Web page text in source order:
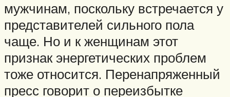
мужчинам, поскольку встречается у
представителей сильного пола
чаще. Но и к женщинам этот
признак энергетических проблем
тоже относится. Перенапряженный
пресс говорит о переизбытке